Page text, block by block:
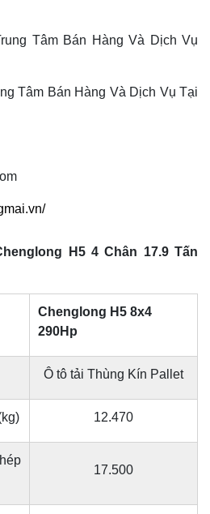
Tâm Bán Hàng Và Dịch Vụ
Tâm Bán Hàng Và Dịch Vụ Tại
H5 4 Chân 17.9 Tấn
Chenglong H5 8x4
290Hp
Ô tô tải Thùng Kín Pallet
12.470
17.500